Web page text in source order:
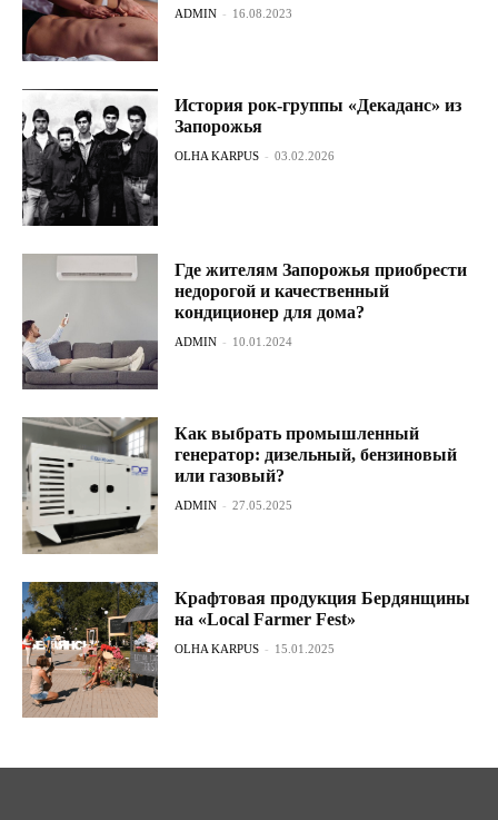
ADMIN - 16.08.2023
История рок-группы «Декаданс» из
Запорожья
OLHA KARPUS - 03.02.2026
Где жителям Запорожья приобрести
недорогой и качественный
кондиционер для дома?
ADMIN - 10.01.2024
Как выбрать промышленный
генератор: дизельный, бензиновый
или газовый?
ADMIN - 27.05.2025
Крафтовая продукция Бердянщины
на «Local Farmer Fest»
OLHA KARPUS - 15.01.2025